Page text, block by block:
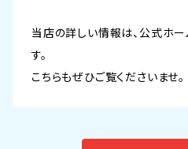
当店の詳しい情報は、公式ホ
す。
こちらもぜひご覧くださいませ。